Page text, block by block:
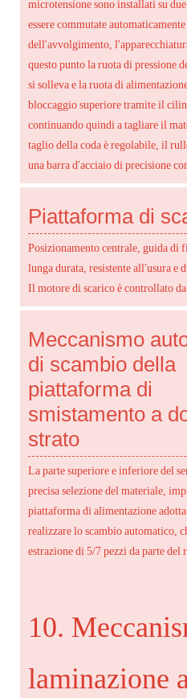
microtensione sono installati su
essere commutate
dell'avvolgimento,
questo punto la ruota di pressione
si solleva e la ruota di
bloccaggio superiore tramite il
continuando quindi a tagliare il
taglio della coda è regolabile, il
una barra d'acciaio di precisione
Piattaforma di
Posizionamento centrale, guida di
lunga durata, resistente all'usura e
Il motore di scarico è controllato
Meccanismo
di scambio della
piattaforma di
smistamento a
strato
La parte superiore e inferiore del
precisa selezione del materiale,
piattaforma di alimentazione
realizzare lo scambio automatico,
estrazione di 5/7 pezzi da parte del
10.
laminazione